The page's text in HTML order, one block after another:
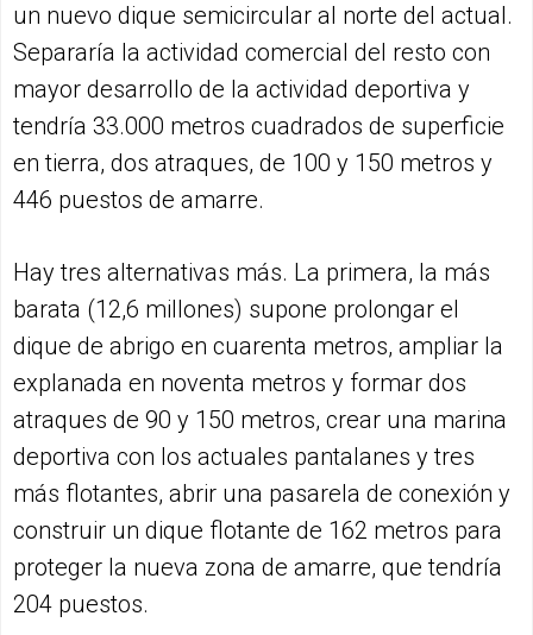
un nuevo dique semicircular al norte del actual.
Separaría la actividad comercial del resto con
mayor desarrollo de la actividad deportiva y
tendría 33.000 metros cuadrados de superficie
en tierra, dos atraques, de 100 y 150 metros y
446 puestos de amarre.
Hay tres alternativas más. La primera, la más
barata (12,6 millones) supone prolongar el
dique de abrigo en cuarenta metros, ampliar la
explanada en noventa metros y formar dos
atraques de 90 y 150 metros, crear una marina
deportiva con los actuales pantalanes y tres
más flotantes, abrir una pasarela de conexión y
construir un dique flotante de 162 metros para
proteger la nueva zona de amarre, que tendría
204 puestos.